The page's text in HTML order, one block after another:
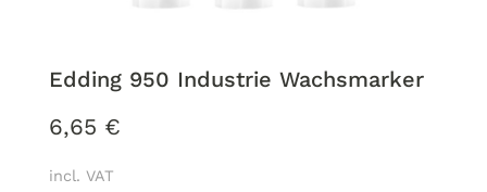
Edding 950 Industrie Wachsmarker
6,65 €
incl. VAT